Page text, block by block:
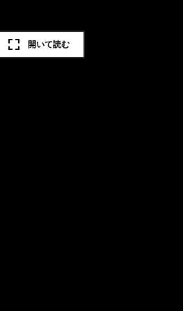
開いて読む